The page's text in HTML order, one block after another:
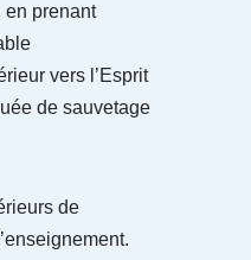
en prenant
vers l’Esprit
de sauvetage
de